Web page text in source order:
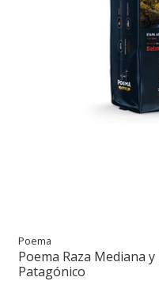
Poema
Poema Raza Mediana
Patagónico